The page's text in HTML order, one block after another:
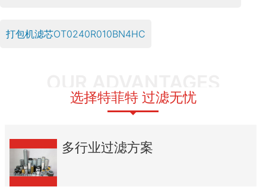
打包机滤芯OT0240R010BN4HC
选择特菲特 过滤无忧
多行业过滤方案